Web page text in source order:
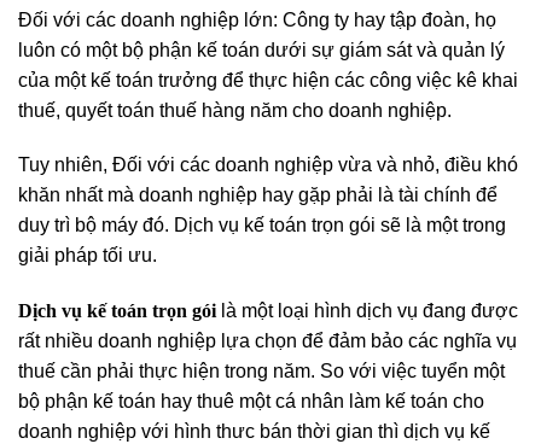
Đối với các doanh nghiệp lớn: Công ty hay tập đoàn, họ
luôn có một bộ phận kế toán dưới sự giám sát và quản lý
của một kế toán trưởng để thực hiện các công việc kê khai
thuế, quyết toán thuế hàng năm cho doanh nghiệp.
Tuy nhiên, Đối với các doanh nghiệp vừa và nhỏ, điều khó
khăn nhất mà doanh nghiệp hay gặp phải là tài chính để
duy trì bộ máy đó. Dịch vụ kế toán trọn gói sẽ là một trong
giải pháp tối ưu.
Dịch vụ kế toán trọn gói là một loại hình dịch vụ đang được
rất nhiều doanh nghiệp lựa chọn để đảm bảo các nghĩa vụ
thuế cần phải thực hiện trong năm. So với việc tuyển một
bộ phận kế toán hay thuê một cá nhân làm kế toán cho
doanh nghiệp với hình thưc bán thời gian thì dịch vụ kế